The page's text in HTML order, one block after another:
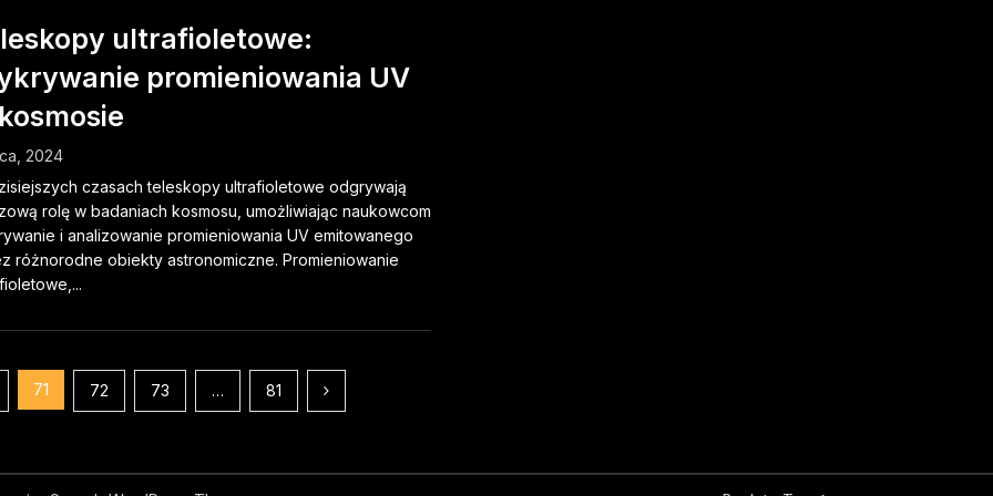
ultrafioletowe:
promieniowania UV
2024
czasach teleskopy ultrafioletowe odgrywają
rolę w badaniach kosmosu, umożliwiając naukowcom
i analizowanie promieniowania UV emitowanego
różnorodne obiekty astronomiczne. Promieniowanie
71 72 73 … 81